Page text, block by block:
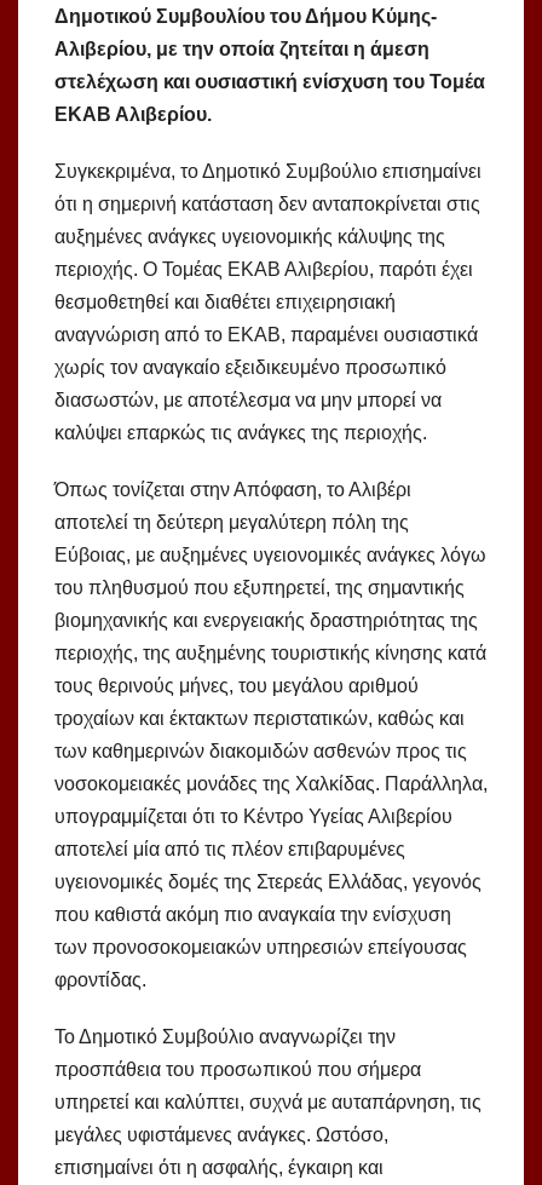
Δημοτικού Συμβουλίου του Δήμου Κύμης-
Αλιβερίου, με την οποία ζητείται η άμεση
στελέχωση και ουσιαστική ενίσχυση του Τομέα
ΕΚΑΒ Αλιβερίου.
Συγκεκριμένα, το Δημοτικό Συμβούλιο επισημαίνει
ότι η σημερινή κατάσταση δεν ανταποκρίνεται στις
αυξημένες ανάγκες υγειονομικής κάλυψης της
περιοχής. Ο Τομέας ΕΚΑΒ Αλιβερίου, παρότι έχει
θεσμοθετηθεί και διαθέτει επιχειρησιακή
αναγνώριση από το ΕΚΑΒ, παραμένει ουσιαστικά
χωρίς τον αναγκαίο εξειδικευμένο προσωπικό
διασωστών, με αποτέλεσμα να μην μπορεί να
καλύψει επαρκώς τις ανάγκες της περιοχής.
Όπως τονίζεται στην Απόφαση, το Αλιβέρι
αποτελεί τη δεύτερη μεγαλύτερη πόλη της
Εύβοιας, με αυξημένες υγειονομικές ανάγκες λόγω
του πληθυσμού που εξυπηρετεί, της σημαντικής
βιομηχανικής και ενεργειακής δραστηριότητας της
περιοχής, της αυξημένης τουριστικής κίνησης κατά
τους θερινούς μήνες, του μεγάλου αριθμού
τροχαίων και έκτακτων περιστατικών, καθώς και
των καθημερινών διακομιδών ασθενών προς τις
νοσοκομειακές μονάδες της Χαλκίδας. Παράλληλα,
υπογραμμίζεται ότι το Κέντρο Υγείας Αλιβερίου
αποτελεί μία από τις πλέον επιβαρυμένες
υγειονομικές δομές της Στερεάς Ελλάδας, γεγονός
που καθιστά ακόμη πιο αναγκαία την ενίσχυση
των προνοσοκομειακών υπηρεσιών επείγουσας
φροντίδας.
Το Δημοτικό Συμβούλιο αναγνωρίζει την
προσπάθεια του προσωπικού που σήμερα
υπηρετεί και καλύπτει, συχνά με αυταπάρνηση, τις
μεγάλες υφιστάμενες ανάγκες. Ωστόσο,
επισημαίνει ότι η ασφαλής, έγκαιρη και